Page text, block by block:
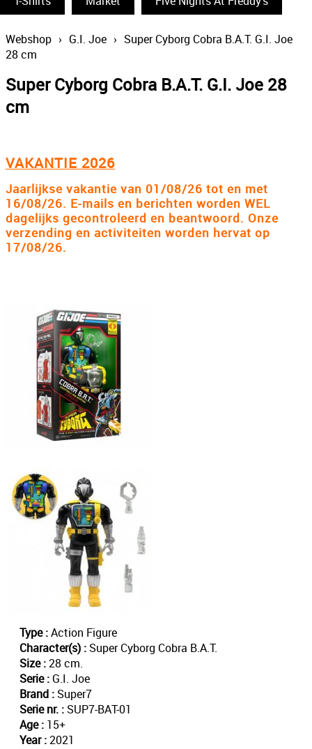
The Simpsons
Wizarding World
Statues & Busts
The Big Bang Theory
Thundercats
Lord Of The Rings
The Smurfs
Comics
Display & Protection
T-Shirts
Market
Webshop › G.I. Joe › Super Cyborg Cobra B.A.T. G.I. Joe
28 cm
Super Cyborg Cobra B.A.T. G.I. Joe 28
cm
VAKANTIE 2026
Jaarlijkse vakantie van 01/08/26 tot en met
16/08/26. E-mails en berichten worden WEL
dagelijks gecontroleerd en beantwoord. Onze
verzending en activiteiten worden hervat op
17/08/26.
Type :Action Figure
Character(s) : Super Cyborg Cobra B.A.T.
Size :28 cm.
Serie : G.I. Joe
Brand : Super7
Serie nr. : SUP7-BAT-01
Age : 15+
Year :2021